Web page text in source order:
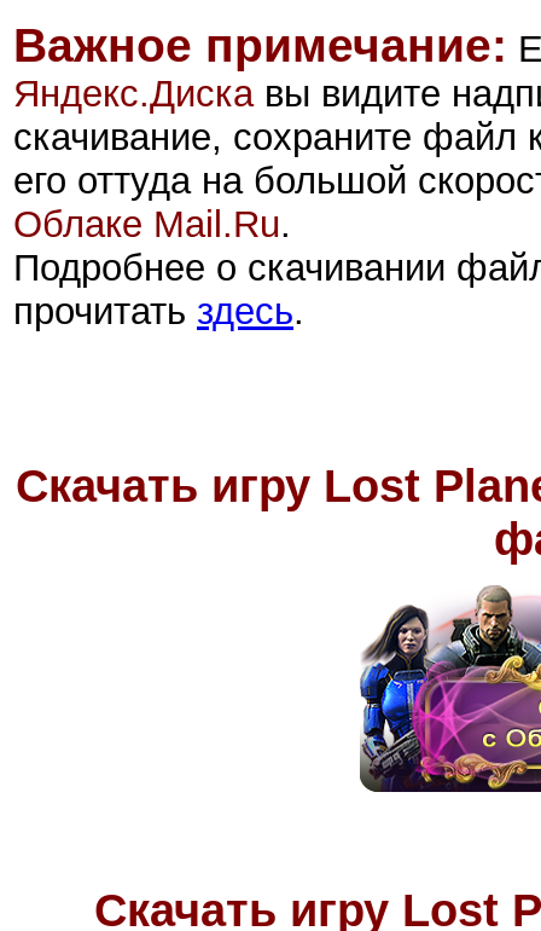
Важное примечание:
Яндекс.Дискавы видите
скачивание, сохраните файл
его оттуда на большой
Облаке Mail.Ru.
Подробнее о скачивании
прочитать здесь.
Скачать игру Lost
Скачать игру Lost